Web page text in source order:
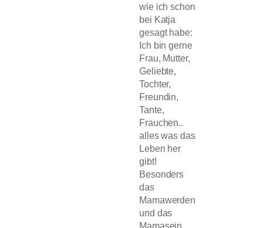
wie ich schon
bei Katja
gesagt habe:
Ich bin gerne
Frau, Mutter,
Geliebte,
Tochter,
Freundin,
Tante,
Frauchen..
alles was das
Leben her
gibt!
Besonders
das
Mamawerden
und das
Mamasein